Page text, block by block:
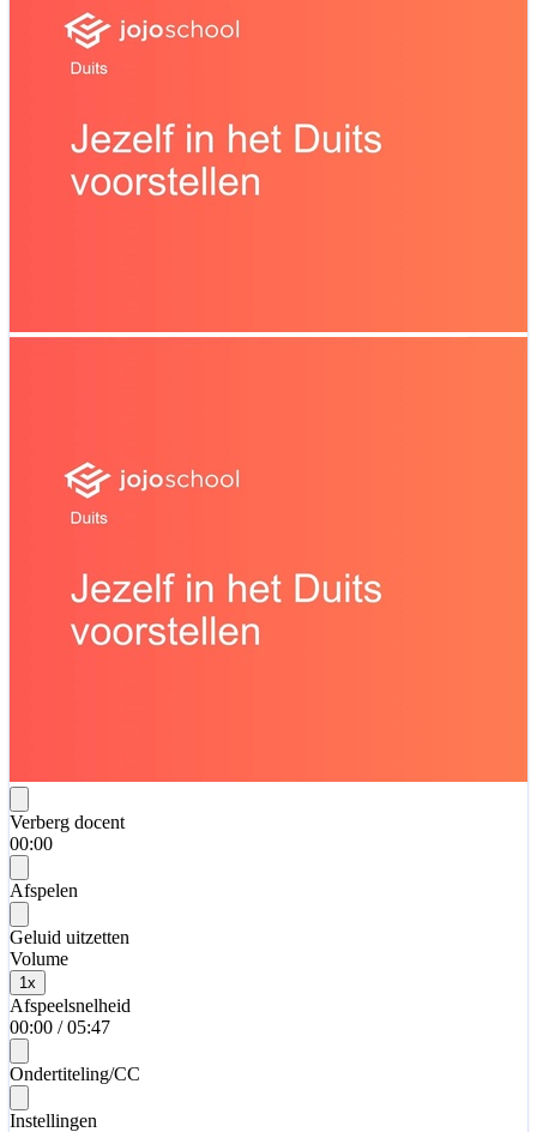
Verberg docent
00:00
Afspelen
Geluid uitzetten
Volume
1 x
Afspeelsnelheid
00:00 / 05:47
Ondertiteling/CC
Instellingen